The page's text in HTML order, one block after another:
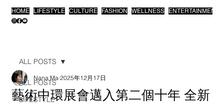
HOME LIFESTYLE CULTURE FASHION WELLNESS ENTERTAINMENT
ALL POSTS
LIFESTYLE
ALL POSTS
藝術中環展會邁入第二個十年 全新
Nana Ma 2025年12月17日